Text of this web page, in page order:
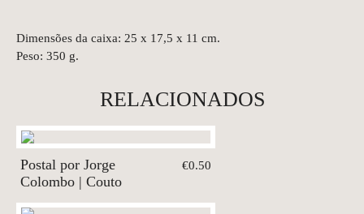
Dimensões da caixa: 25 x 17,5 x 11 cm.
Peso: 350 g.
RELACIONADOS
Postal por Jorge
Colombo | Couto
€0.50